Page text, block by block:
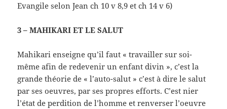
Evangile selon Jean ch 10 v 8,9 et ch 14 v 6)
3 – MAHIKARI ET LE SALUT
Mahikari enseigne qu’il faut « travailler sur soi-
même afin de redevenir un enfant divin », c’est la
grande théorie de « l’auto-salut » c’est à dire le salut
par ses oeuvres, par ses propres efforts. C’est nier
l’état de perdition de l’homme et renverser l’oeuvre